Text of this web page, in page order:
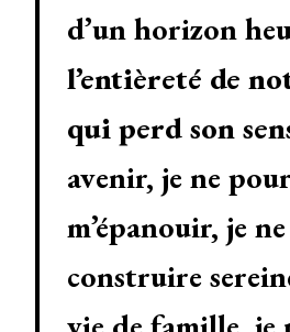
d’un horizon
l’entièreté de
qui perd son
avenir, je ne
m’épanouir, je
construire